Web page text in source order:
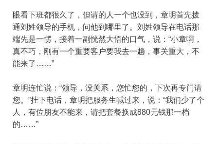
眼看下班都很久了，但请的人一个也没到，章明首先拨
通刘姓领导的手机，问他到哪里了。刘姓领导在电话那
端先是一愣，接着一副恍然大悟的口气，说：“小章啊，
真不巧，刚有一个重要客户要我去一趟，事关重大，不
能来了……”
章明连忙说：“领导，没关系，您忙您的，下次再专门请
您。”挂下电话，章明把服务生喊过来，说：“我们少了个
人，有位朋友不能来，请把套餐换成880元钱那一档
的……”